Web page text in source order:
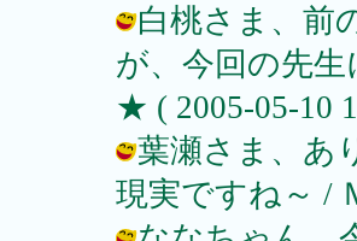
白桃さま、前
が、今回の先
★ ( 2005-05-10
葉瀬さま、あ
現実ですね～ /